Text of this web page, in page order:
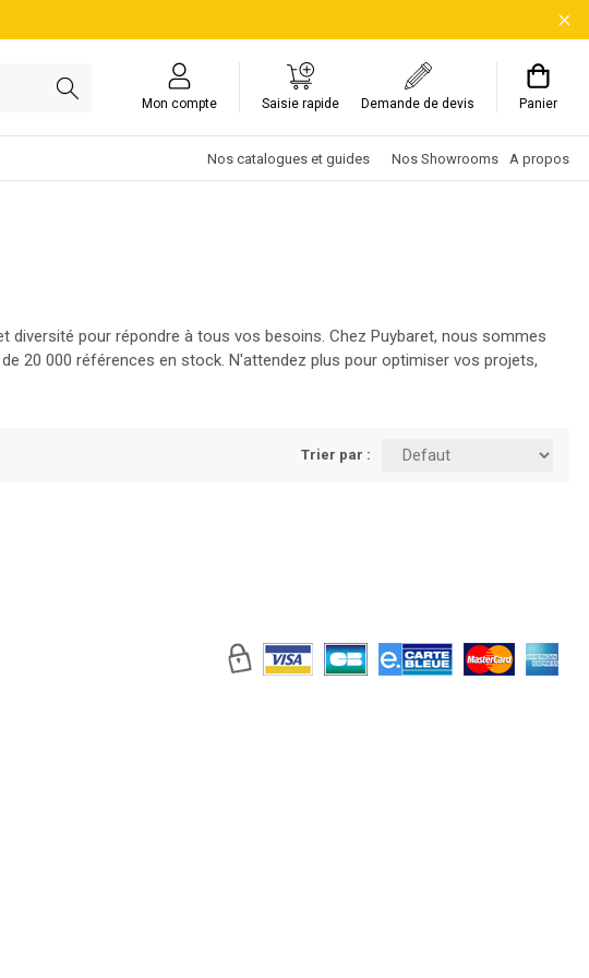
Mon compte Saisie rapide Demande de devis Panier
Nos catalogues et guides Nos Showrooms A propos
pour répondre à tous vos besoins. Chez Puybaret, nous sommes
20 000 références en stock. N'attendez plus pour optimiser vos projets,
Trier par :